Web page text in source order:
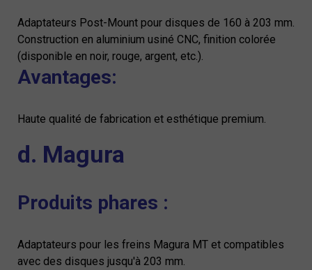
Adaptateurs Post-Mount pour disques de 160 à 203 mm.
Construction en aluminium usiné CNC, finition colorée
(disponible en noir, rouge, argent, etc.).
Avantages:
Haute qualité de fabrication et esthétique premium.
d. Magura
Produits phares :
Adaptateurs pour les freins Magura MT et compatibles
avec des disques jusqu'à 203 mm.